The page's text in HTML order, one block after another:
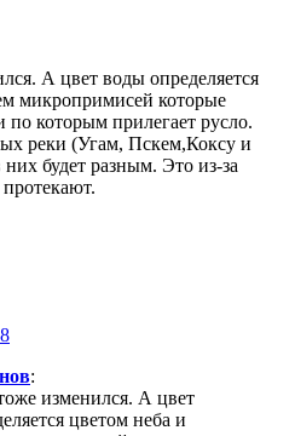
А цвет воды определяется
микропримисей которые
по которым прилегает русло.
реки (Угам, Пскем,Коксу и
будет разным. Это из-за
:
изменился. А цвет
цветом неба и